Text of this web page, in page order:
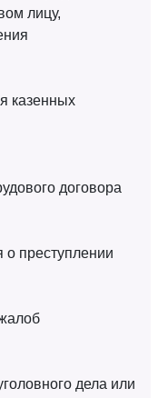
лицу,
казенных
договора
преступлении
дела или